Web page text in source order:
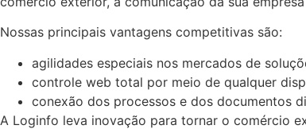
Nossas principais vantagens competitivas são:
agilidades especiais nos mercados de
controle web total por meio de qualquer
conexão dos processos e dos documentos
A Loginfo leva inovação para tornar o comércio